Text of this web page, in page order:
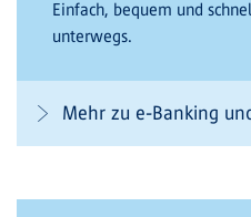
Einfach, bequem und
unterwegs.
Mehr zu e-Banking